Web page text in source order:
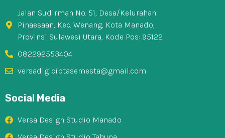
Jalan Sudirman No. 51, Desa/Kelurahan
Pinaesaan, Kec. Wenang, Kota Manado,
Provinsi Sulawesi Utara, Kode Pos: 95122
082292553404
versadigiciptasemesta@gmail.com
Social Media
Versa Design Studio Manado